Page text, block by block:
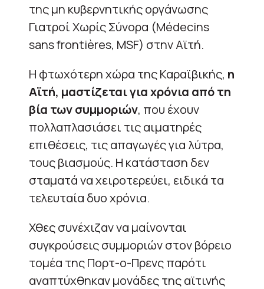
της μη κυβερνητικής οργάνωσης
Γιατροί Χωρίς Σύνορα (Médecins
sans frontières, MSF) στην Αϊτή.
Η φτωχότερη χώρα της Καραϊβικής, η
Αϊτή, μαστίζεται για χρόνια από τη
βία των συμμοριών, που έχουν
πολλαπλασιάσει τις αιματηρές
επιθέσεις, τις απαγωγές για λύτρα,
τους βιασμούς. Η κατάσταση δεν
σταματά να χειροτερεύει, ειδικά τα
τελευταία δυο χρόνια.
Χθες συνέχιζαν να μαίνονται
συγκρούσεις συμμοριών στον βόρειο
τομέα της Πορτ-ο-Πρενς παρότι
αναπτύχθηκαν μονάδες της αϊτινής